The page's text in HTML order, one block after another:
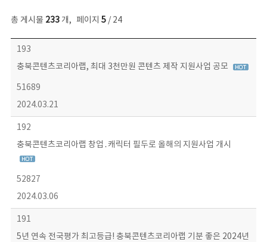
총 게시물 233개, 페이지 5/ 24
보도자료 목록 - 번호, 제목, 작성자, 파일, 조회수, 작성일 정보 제공
193
충북콘텐츠코리아랩, 최대 3천만원 콘텐츠 제작 지원사업 공모
51689
2024.03.21
192
충북콘텐츠코리아랩 창업․캐릭터 필두로 올해의 지원사업 개시
52827
2024.03.06
191
5년 연속 전국평가 최고등급! 충북콘텐츠코리아랩 기분 좋은 2024년